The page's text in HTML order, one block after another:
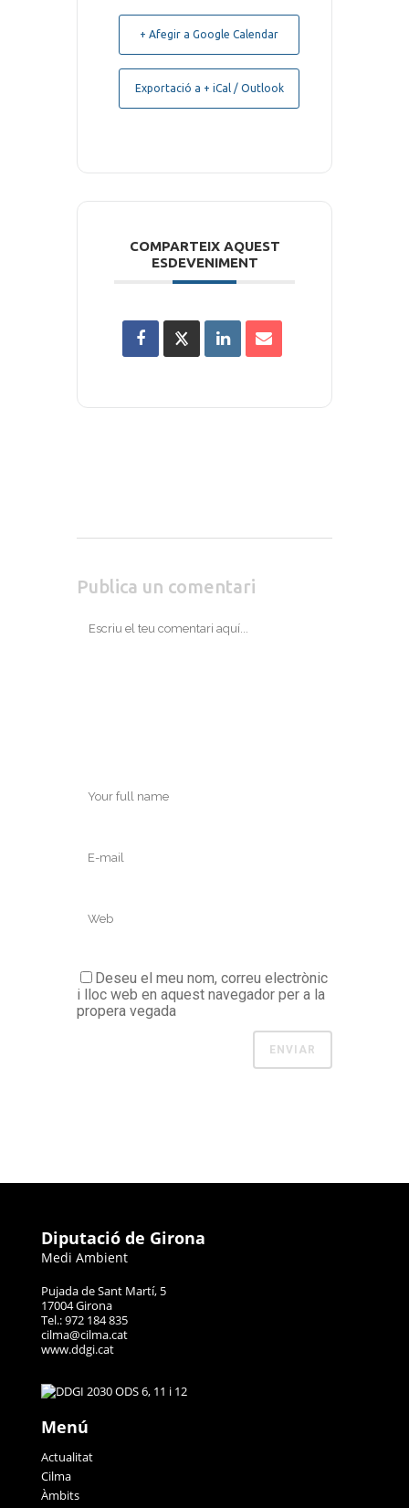
+ Afegir a Google Calendar
Exportació a + iCal / Outlook
COMPARTEIX AQUEST
ESDEVENIMENT
Publica un comentari
Deseu el meu nom, correu electrònic
i lloc web en aquest navegador per a la
propera vegada
Diputació de Girona
Medi Ambient
Pujada de Sant Martí, 5
17004 Girona
Tel.: 972 184 835
cilma@cilma.cat
www.ddgi.cat
Menú
Actualitat
Cilma
Àmbits